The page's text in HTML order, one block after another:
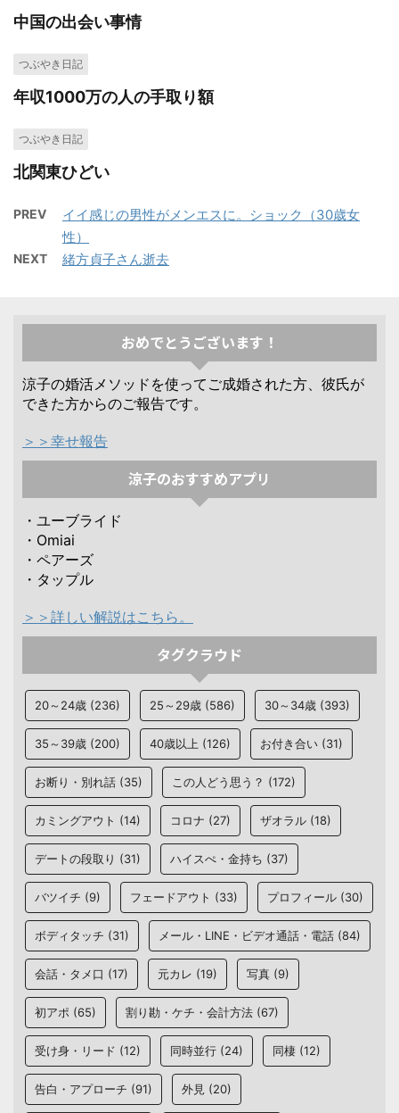
中国の出会い事情
つぶやき日記
年収1000万の人の手取り額
つぶやき日記
北関東ひどい
PREV
イイ感じの男性がメンエスに。ショック（30歳女
性）
NEXT 緒方貞子さん逝去
おめでとうございます！
涼子の婚活メソッドを使ってご成婚された方、彼氏が
できた方からのご報告です。
＞＞幸せ報告
涼子のおすすめアプリ
・ユーブライド
・Omiai
・ペアーズ
・タップル
＞＞詳しい解説はこちら。
タグクラウド
20～24歳 (236) 25～29歳 (586) 30～34歳 (393)
35～39歳 (200) 40歳以上 (126) お付き合い (31)
お断り・別れ話 (35) この人どう思う？ (172)
カミングアウト (14) コロナ (27) ザオラル (18)
デートの段取り (31) ハイスぺ・金持ち (37)
バツイチ (9) フェードアウト (33) プロフィール (30)
ボディタッチ (31) メール・LINE・ビデオ通話・電話 (84)
会話・タメ口 (17) 元カレ (19) 写真 (9)
初アポ (65) 割り勘・ケチ・会計方法 (67)
受け身・リード (12) 同時並行 (24) 同棲 (12)
告白・アプローチ (91) 外見 (20)